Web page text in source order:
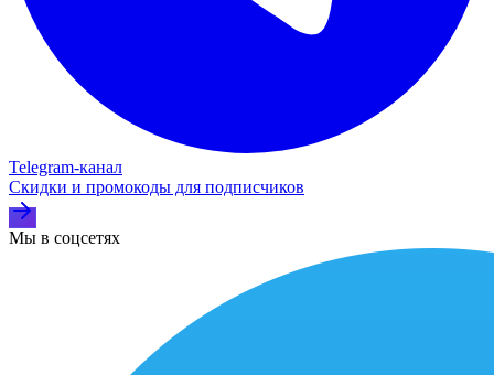
Telegram‑канал
Скидки и промокоды для подписчиков
Мы в соцсетях